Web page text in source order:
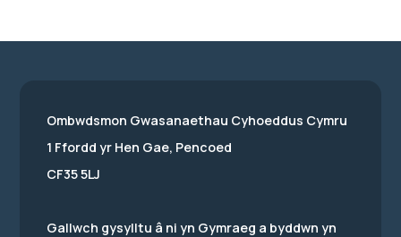
Ombwdsmon Gwasanaethau Cyhoeddus Cymru
1 Ffordd yr Hen Gae, Pencoed
CF35 5LJ
Gallwch gysylltu â ni yn Gymraeg a byddwn yn